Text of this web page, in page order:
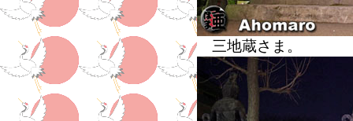
三地蔵さま。